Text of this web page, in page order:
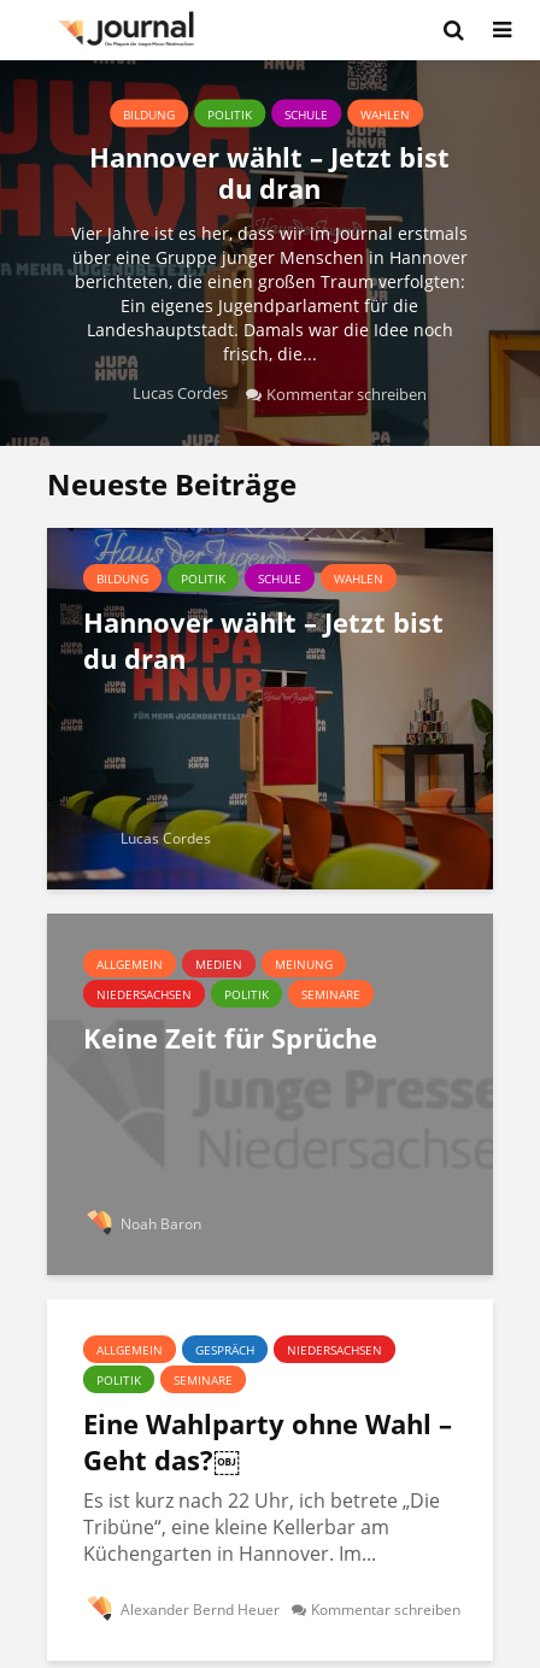
BILDUNG POLITIK SCHULE WAHLEN
Hannover wählt – Jetzt bist
du dran
Vier Jahre ist es her, dass wir im Journal erstmals
über eine Gruppe junger Menschen in Hannover
berichteten, die einen großen Traum verfolgten:
Ein eigenes Jugendparlament für die
Landeshauptstadt. Damals war die Idee noch
frisch, die...
Lucas Cordes Kommentar schreiben
Neueste Beiträge
BILDUNG POLITIK SCHULE WAHLEN
Hannover wählt – Jetzt bist
du dran
Lucas Cordes
ALLGEMEIN MEDIEN
MEINUNG
NIEDERSACHSEN
POLITIK SEMINARE
Keine Zeit für Sprüche
Noah Baron
ALLGEMEIN GESPRÄCH
NIEDERSACHSEN
POLITIK
SEMINARE
Eine Wahlparty ohne Wahl –
Geht das?￼
Es ist kurz nach 22 Uhr, ich betrete „Die
Tribüne“, eine kleine Kellerbar am
Küchengarten in Hannover. Im...
Alexander Bernd Heuer Kommentar schreiben